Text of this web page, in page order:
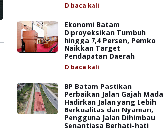
Dibaca kali
Ekonomi Batam
Diproyeksikan Tumbuh
hingga 7,4 Persen, Pemko
Naikkan Target
Pendapatan Daerah
Dibaca kali
BP Batam Pastikan
Perbaikan Jalan Gajah Mada
Hadirkan Jalan yang Lebih
Berkualitas dan Nyaman,
Pengguna Jalan Dihimbau
Senantiasa Berhati-hati